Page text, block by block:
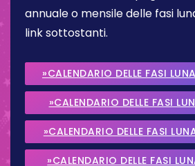
annuale o mensile delle fasi
link sottostanti.
»CALENDARIO DELLE FASI
»CALENDARIO DELLE FASI
2026
»CALENDARIO DELLE FASI
2026
»CALENDARIO DELLE FASI